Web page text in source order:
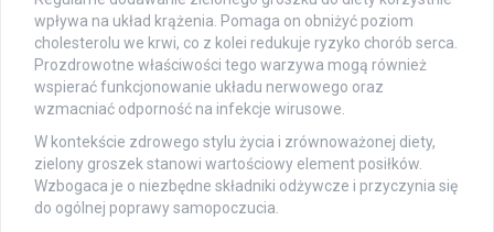
wpływa na układ krążenia. Pomaga on obniżyć poziom
cholesterolu we krwi, co z kolei redukuje ryzyko chorób serca.
Prozdrowotne właściwości tego warzywa mogą również
wspierać funkcjonowanie układu nerwowego oraz
wzmacniać odporność na infekcje wirusowe.
W kontekście zdrowego stylu życia i zrównoważonej diety,
zielony groszek stanowi wartościowy element posiłków.
Wzbogaca je o niezbędne składniki odżywcze i przyczynia się
do ogólnej poprawy samopoczucia.